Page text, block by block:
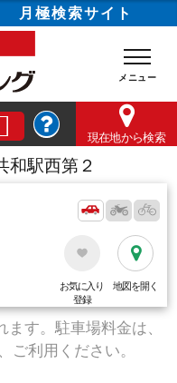
月極検索サイト
現在地から検索
和駅西第２
お気に入り
登録
地図を開く
す。駐車場料金は、
ご利用ください。